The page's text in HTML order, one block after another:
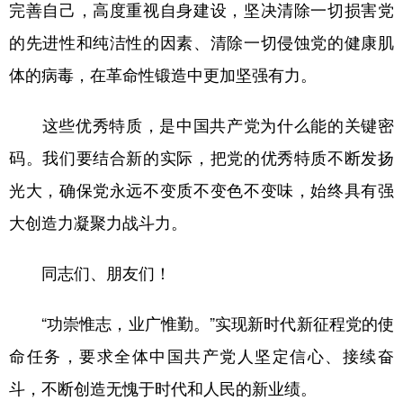
完善自己，高度重视自身建设，坚决清除一切损害党
的先进性和纯洁性的因素、清除一切侵蚀党的健康肌
体的病毒，在革命性锻造中更加坚强有力。
这些优秀特质，是中国共产党为什么能的关键密
码。我们要结合新的实际，把党的优秀特质不断发扬
光大，确保党永远不变质不变色不变味，始终具有强
大创造力凝聚力战斗力。
同志们、朋友们！
“功崇惟志，业广惟勤。”实现新时代新征程党的使
命任务，要求全体中国共产党人坚定信心、接续奋
斗，不断创造无愧于时代和人民的新业绩。